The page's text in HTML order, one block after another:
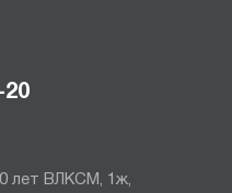
20
лет ВЛКСМ, 1ж,